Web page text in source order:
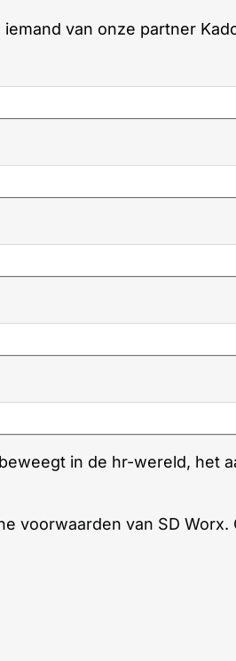
van onze partner
in de hr-wereld, het
voorwaarden van SD